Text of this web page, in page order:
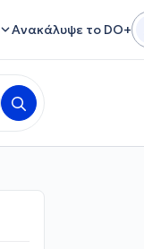
Ανακάλυψε το DO+